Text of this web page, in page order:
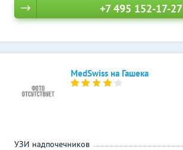
+7 495 152-17-27
MedSwiss на Гашека
УЗИ надпочечников